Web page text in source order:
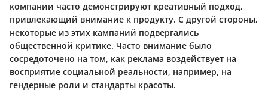
компании часто демонстрируют креативный подход,
привлекающий внимание к продукту. С другой стороны,
некоторые из этих кампаний подвергались
общественной критике. Часто внимание было
сосредоточено на том, как реклама воздействует на
восприятие социальной реальности, например, на
гендерные роли и стандарты красоты.